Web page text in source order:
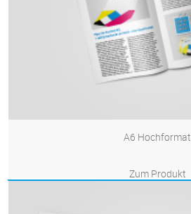
A6 Hochformat
Zum Produkt